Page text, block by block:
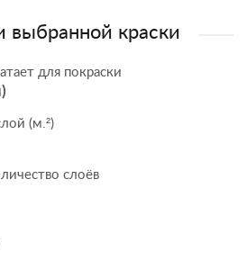
выбранной краски
для покраски
(м.²)
слоёв